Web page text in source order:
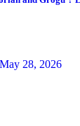
May 28, 2026